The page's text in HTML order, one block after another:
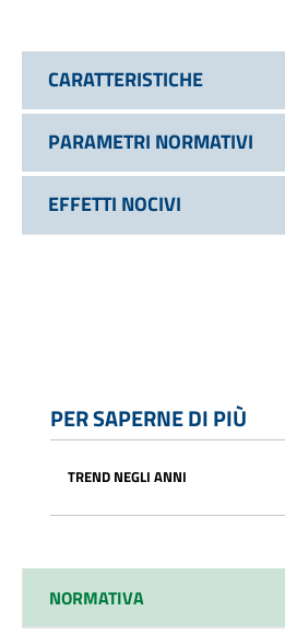
CARATTERISTICHE
PARAMETRI NORMATIVI
EFFETTI NOCIVI
PER SAPERNE DI PIÙ
TREND NEGLI ANNI
NORMATIVA